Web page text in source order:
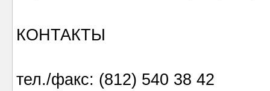
КОНТАКТЫ
тел./факс: (812) 540 38 42